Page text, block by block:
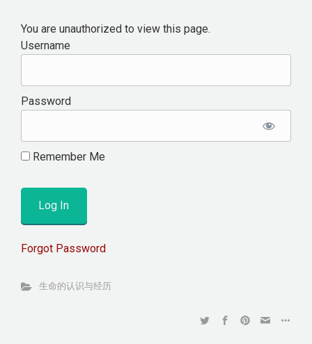
You are unauthorized to view this page.
Username
Password
Remember Me
Forgot Password
生命的认识与经历